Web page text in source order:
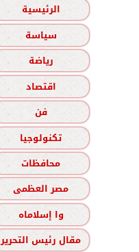
الرئيسية
سياسة
رياضة
اقتصاد
فن
تكنولوجيا
محافظات
مصر العظمى
وا إسلاماه
مقال رئيس التحرير